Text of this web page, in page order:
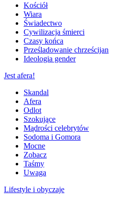
Kościół
Wiara
Świadectwo
Cywilizacja śmierci
Czasy końca
Prześladowanie chrześcijan
Ideologia gender
Jest afera!
Skandal
Afera
Odlot
Szokujące
Mądrości celebrytów
Sodoma i Gomora
Mocne
Zobacz
Taśmy
Uwaga
Lifestyle i obyczaje